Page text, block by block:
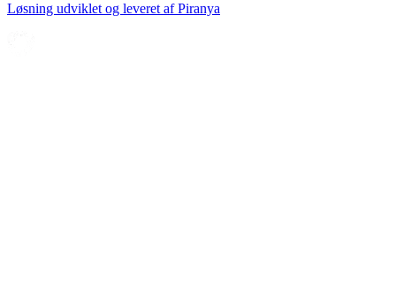
Løsning udviklet og leveret afPiranya